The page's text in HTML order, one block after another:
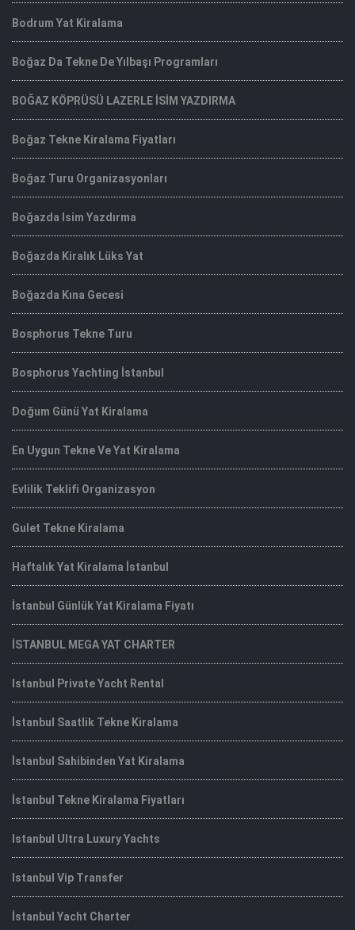
Bodrum Yat Kiralama
Boğaz Da Tekne De Yılbaşı Programları
BOĞAZ KÖPRÜSÜ LAZERLE İSİM YAZDIRMA
Boğaz Tekne Kiralama Fiyatları
Boğaz Turu Organizasyonları
Boğazda Isim Yazdırma
Boğazda Kiralık Lüks Yat
Boğazda Kına Gecesi
Bosphorus Tekne Turu
Bosphorus Yachting İstanbul
Doğum Günü Yat Kiralama
En Uygun Tekne Ve Yat Kiralama
Evlilik Teklifi Organizasyon
Gulet Tekne Kiralama
Haftalık Yat Kiralama İstanbul
İstanbul Günlük Yat Kiralama Fiyatı
İSTANBUL MEGA YAT CHARTER
Istanbul Private Yacht Rental
İstanbul Saatlik Tekne Kiralama
İstanbul Sahibinden Yat Kiralama
İstanbul Tekne Kiralama Fiyatları
Istanbul Ultra Luxury Yachts
Istanbul Vip Transfer
İstanbul Yacht Charter